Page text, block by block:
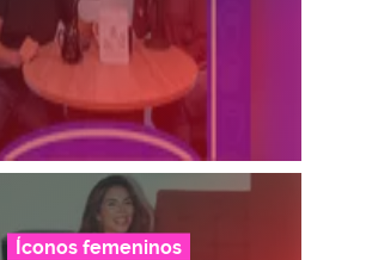
Íconos femeninos